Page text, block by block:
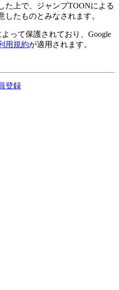
た上で、ジャンプTOONによる
たものとみなされます。
って保護されており、Google
用規約が適用されます。
登録